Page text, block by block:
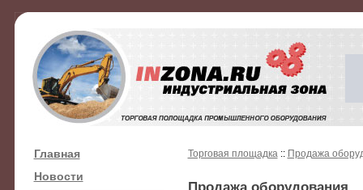
Главная
Новости
Торговая площадка:: Продажа